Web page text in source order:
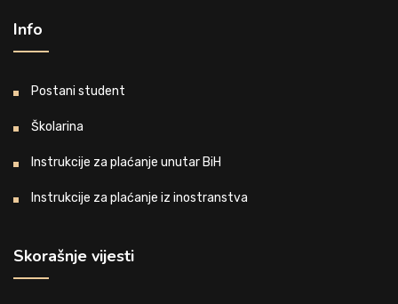
Info
Postani student
Školarina
Instrukcije za plaćanje unutar BiH
Instrukcije za plaćanje iz inostranstva
Skorašnje vijesti